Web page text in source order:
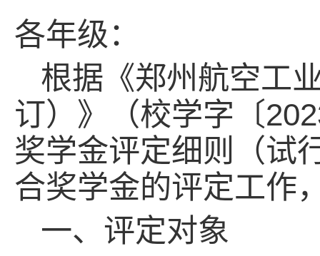
各年级：
根据《郑州航空工
订）》（校学字〔
奖学金评定细则（试
合奖学金的评定工作
一、评定对象